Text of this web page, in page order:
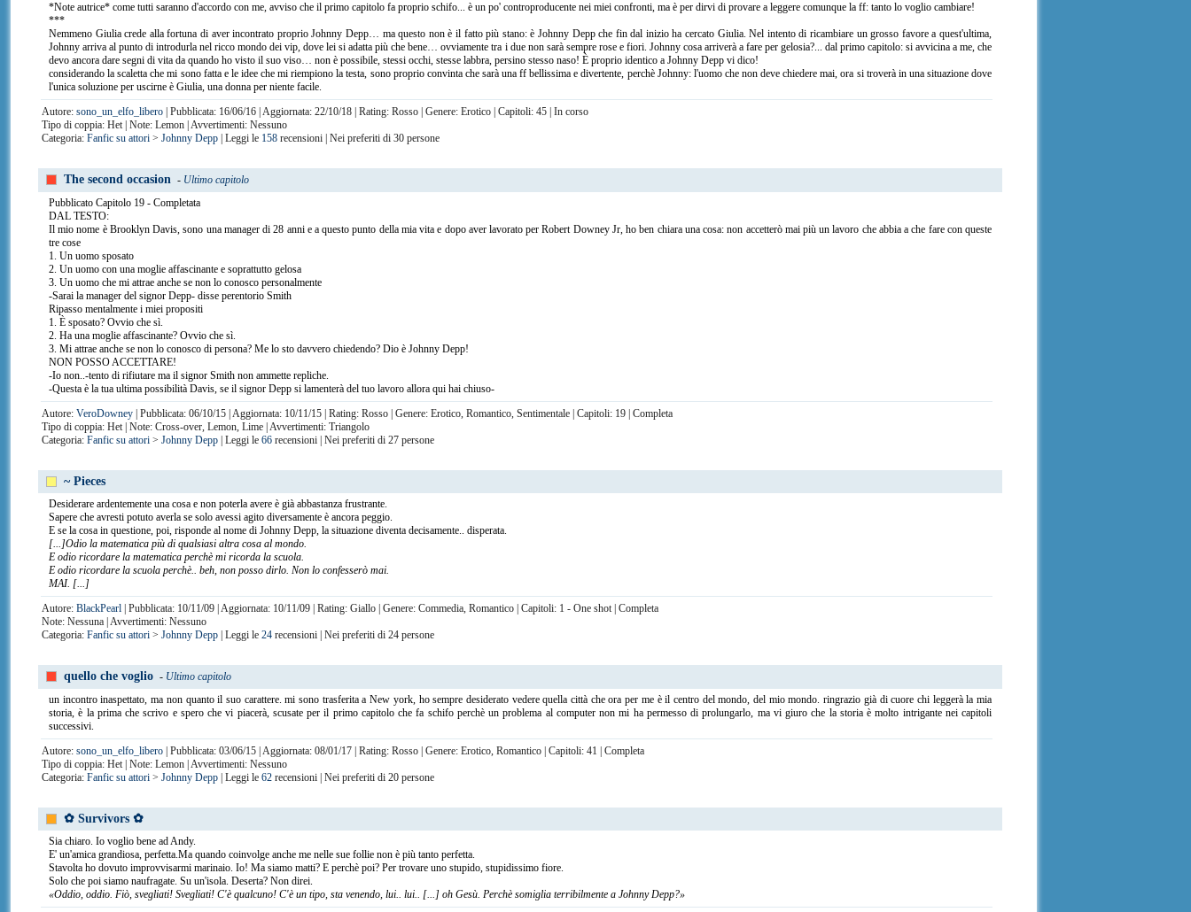
*Note autrice* come tutti saranno d'accordo con me, avviso che il primo capitolo fa proprio schifo... è un po' controproducente nei miei confronti, ma è per dirvi di provare a leggere comunque la ff: tanto lo voglio cambiare!
***
Nemmeno Giulia crede alla fortuna di aver incontrato proprio Johnny Depp… ma questo non è il fatto più stano: è Johnny Depp che fin dal inizio ha cercato Giulia. Nel intento di ricambiare un grosso favore a quest'ultima,
Johnny arriva al punto di introdurla nel ricco mondo dei vip, dove lei si adatta più che bene… ovviamente tra i due non sarà sempre rose e fiori. Johnny cosa arriverà a fare per gelosia?... dal primo capitolo: si avvicina a me, che
devo ancora dare segni di vita da quando ho visto il suo viso… non è possibile, stessi occhi, stesse labbra, persino stesso naso! È proprio identico a Johnny Depp vi dico!
considerando la scaletta che mi sono fatta e le idee che mi riempiono la testa, sono proprio convinta che sarà una ff bellissima e divertente, perchè Johnny: l'uomo che non deve chiedere mai, ora si troverà in una situazione dove
l'unica soluzione per uscirne è Giulia, una donna per niente facile.
Autore:sono_un_elfo_libero | Pubblicata: 16/06/16 | Aggiornata: 22/10/18 | Rating: Rosso | Genere: Erotico | Capitoli: 45 | In corso
Tipo di coppia: Het | Note: Lemon | Avvertimenti: Nessuno
Categoria:Fanfic su attori >Johnny Depp | Leggi le 158 recensioni | Nei preferiti di 30 persone
The second occasion - Ultimo capitolo
Pubblicato Capitolo 19 - Completata
DAL TESTO:
Il mio nome è Brooklyn Davis, sono una manager di 28 anni e a questo punto della mia vita e dopo aver lavorato per Robert Downey Jr, ho ben chiara una cosa: non accetterò mai più un lavoro che abbia a che fare con queste
tre cose
1. Un uomo sposato
2. Un uomo con una moglie affascinante e soprattutto gelosa
3. Un uomo che mi attrae anche se non lo conosco personalmente
-Sarai la manager del signor Depp- disse perentorio Smith
Ripasso mentalmente i miei propositi
1. È sposato? Ovvio che sì.
2. Ha una moglie affascinante? Ovvio che sì.
3. Mi attrae anche se non lo conosco di persona? Me lo sto davvero chiedendo? Dio è Johnny Depp!
NON POSSO ACCETTARE!
-Io non..-tento di rifiutare ma il signor Smith non ammette repliche.
-Questa è la tua ultima possibilità Davis, se il signor Depp si lamenterà del tuo lavoro allora qui hai chiuso-
Autore:VeroDowney | Pubblicata: 06/10/15 | Aggiornata: 10/11/15 | Rating: Rosso | Genere: Erotico, Romantico, Sentimentale | Capitoli: 19 | Completa
Tipo di coppia: Het | Note: Cross-over, Lemon, Lime | Avvertimenti: Triangolo
Categoria:Fanfic su attori >Johnny Depp | Leggi le66 recensioni | Nei preferiti di 27 persone
~ Pieces
Desiderare ardentemente una cosa e non poterla avere è già abbastanza frustrante.
Sapere che avresti potuto averla se solo avessi agito diversamente è ancora peggio.
E se la cosa in questione, poi, risponde al nome di Johnny Depp, la situazione diventa decisamente.. disperata.
[...]Odio la matematica più di qualsiasi altra cosa al mondo.
E odio ricordare la matematica perchè mi ricorda la scuola.
E odio ricordare la scuola perchè.. beh, non posso dirlo. Non lo confesserò mai.
MAI. [...]
Autore:BlackPearl | Pubblicata: 10/11/09 | Aggiornata: 10/11/09 | Rating: Giallo | Genere: Commedia, Romantico | Capitoli: 1 - One shot | Completa
Note: Nessuna | Avvertimenti: Nessuno
Categoria:Fanfic su attori >Johnny Depp | Leggi le24 recensioni | Nei preferiti di 24 persone
quello che voglio - Ultimo capitolo
un incontro inaspettato, ma non quanto il suo carattere. mi sono trasferita a New york, ho sempre desiderato vedere quella città che ora per me è il centro del mondo, del mio mondo. ringrazio già di cuore chi leggerà la mia
storia, è la prima che scrivo e spero che vi piacerà, scusate per il primo capitolo che fa schifo perchè un problema al computer non mi ha permesso di prolungarlo, ma vi giuro che la storia è molto intrigante nei capitoli
successivi.
Autore:sono_un_elfo_libero | Pubblicata: 03/06/15 | Aggiornata: 08/01/17 | Rating: Rosso | Genere: Erotico, Romantico | Capitoli: 41 | Completa
Tipo di coppia: Het | Note: Lemon | Avvertimenti: Nessuno
Categoria:Fanfic su attori >Johnny Depp | Leggi le62 recensioni | Nei preferiti di 20 persone
✿ Survivors ✿
Sia chiaro. Io voglio bene ad Andy.
E' un'amica grandiosa, perfetta.Ma quando coinvolge anche me nelle sue follie non è più tanto perfetta.
Stavolta ho dovuto improvvisarmi marinaio. Io! Ma siamo matti? E perchè poi? Per trovare uno stupido, stupidissimo fiore.
Solo che poi siamo naufragate. Su un'isola. Deserta? Non direi.
«Oddio, oddio. Fiò, svegliati! Svegliati! C'è qualcuno! C'è un tipo, sta venendo, lui.. lui.. [...] oh Gesù. Perchè somiglia terribilmente a Johnny Depp?»